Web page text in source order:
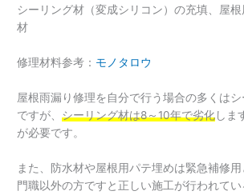
シーリング材（変成シリコン）の充填、屋
材
修理材料参考： モノタロウ
屋根雨漏り修理を自分で行う場合の多くは
ですが、シーリング材は8～10年で劣化しま
が必要です。
また、防水材や屋根用パテ埋めは緊急補修
門職以外の方ですと正しい施工が行われて